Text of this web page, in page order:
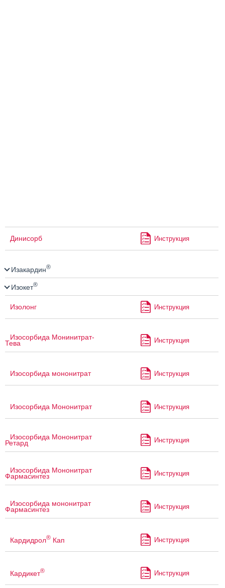
Динисорб Инструкция
Изакардин®
Изокет®
Изолонг Инструкция
Изосорбида Монинитрат-
Тева Инструкция
Изосорбида мононитрат Инструкция
Изосорбида Мононитрат Инструкция
Изосорбида Мононитрат
Ретард Инструкция
Изосорбида Мононитрат
Фармасинтез Инструкция
Изосорбида мононитрат
Фармасинтез Инструкция
Кардидрол® Кап Инструкция
Кардикет® Инструкция